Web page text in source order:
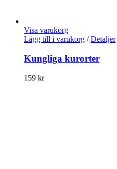
Visa varukorg
Lägg till i varukorg / Detaljer
Kungliga kurorter
159 kr